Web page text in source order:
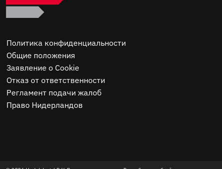
Политика конфиденциальности
Общие положения
Заявление о Cookie
Отказ от ответственности
Регламент подачи жалоб
Право Нидерландов